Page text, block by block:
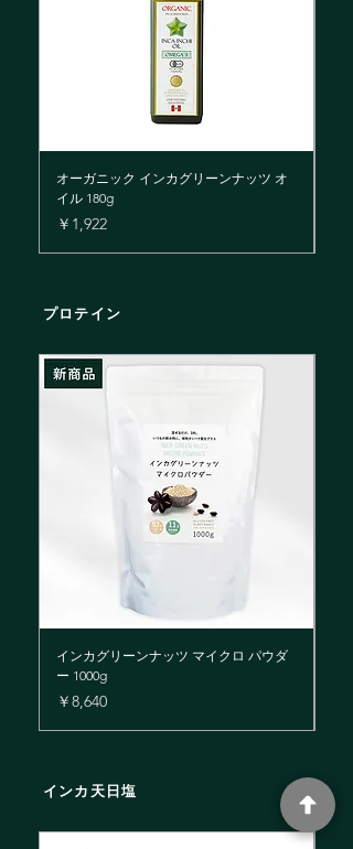
オーガニック インカグリーンナッツ オ
イル 180g
価格
￥1,922
プロテイン
インカグリーンナッツ マイクロ パウダ
ー 1000g
価格
￥8,640
インカ天日塩